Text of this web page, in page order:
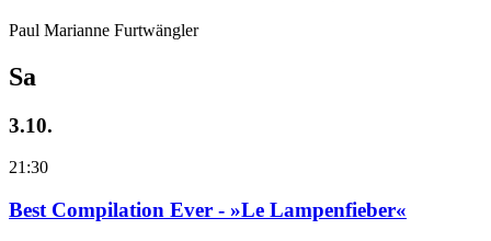
Paul Marianne Furtwängler
Sa
3.10.
21:30
Best Compilation Ever - »Le Lampenfieber«